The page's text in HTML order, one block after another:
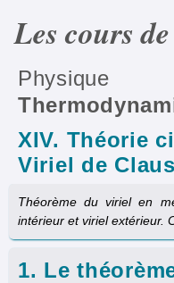
Les cours
Physique
XIV. Théorie
Viriel de
Théorème du viriel en
intérieur et viriel extérieur.
1. Le